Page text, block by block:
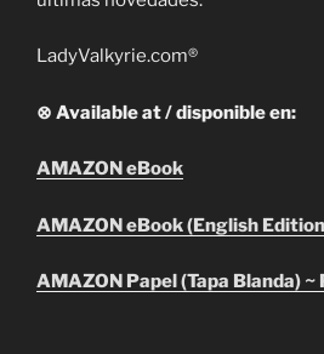
LadyValkyrie.com®
⊗ Available at / disponible en:
AMAZON eBook
AMAZON eBook (English
AMAZON Papel (Tapa Blanda)